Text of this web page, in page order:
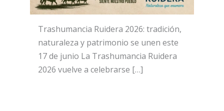
Trashumancia Ruidera 2026: tradición,
naturaleza y patrimonio se unen este
17 de junio La Trashumancia Ruidera
2026 vuelve a celebrarse […]